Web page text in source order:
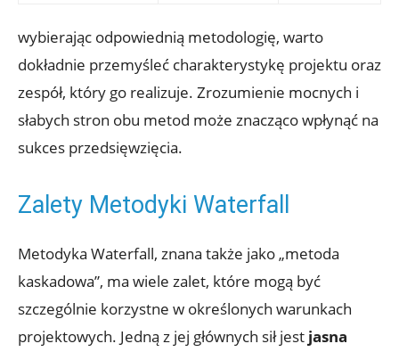
wybierając odpowiednią metodologię, warto
dokładnie przemyśleć charakterystykę projektu oraz
zespół, który go realizuje. Zrozumienie mocnych i
słabych stron obu metod może znacząco wpłynąć na
sukces przedsięwzięcia.
Zalety Metodyki Waterfall
Metodyka Waterfall, znana także jako „metoda
kaskadowa”, ma wiele zalet, które mogą być
szczególnie korzystne w określonych warunkach
projektowych. Jedną z jej głównych sił jest jasna